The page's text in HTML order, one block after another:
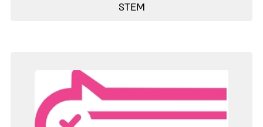
STEM